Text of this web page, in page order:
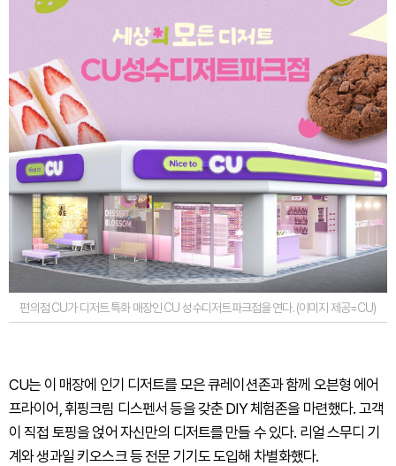
편의점 CU가 디저트 특화 매장인 CU 성수디저트파크점을 연다. (이미지 제공=CU)
CU는 이 매장에 인기 디저트를 모은 큐레이션존과 함께 오븐형 에어
프라이어, 휘핑크림 디스펜서 등을 갖춘 DIY 체험존을 마련했다. 고객
이 직접 토핑을 얹어 자신만의 디저트를 만들 수 있다. 리얼 스무디 기
계와 생과일 키오스크 등 전문 기기도 도입해 차별화했다.